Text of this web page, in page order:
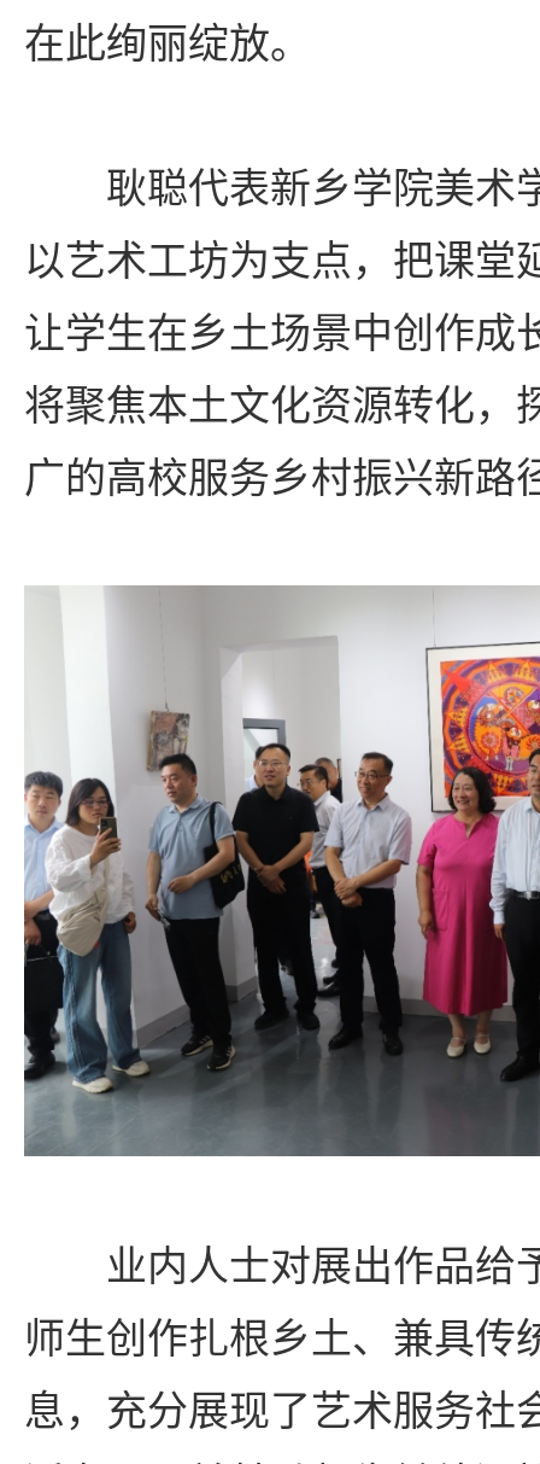
在此绚丽绽放。
耿聪代表新乡学院美术
以艺术工坊为支点，把课堂
让学生在乡土场景中创作成
将聚焦本土文化资源转化，
广的高校服务乡村振兴新路
业内人士对展出作品给
师生创作扎根乡土、兼具传
息，充分展现了艺术服务社